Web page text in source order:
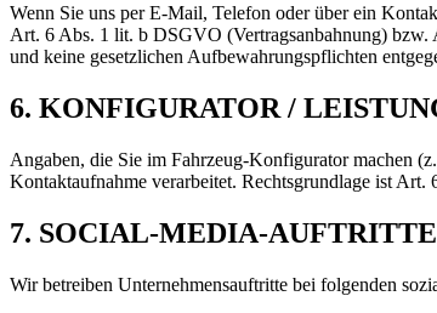
Wenn Sie uns per E-Mail, Telefon oder über ein
Art. 6 Abs. 1 lit. b DSGVO (Vertragsanbahnung)
und keine gesetzlichen Aufbewahrungspflichten
6. KONFIGURATOR /
Angaben, die Sie im Fahrzeug-Konfigurator machen
Kontaktaufnahme verarbeitet. Rechtsgrundlage ist
7. SOCIAL-MEDIA-AUFTRITTE
Wir betreiben Unternehmensauftritte bei folgenden